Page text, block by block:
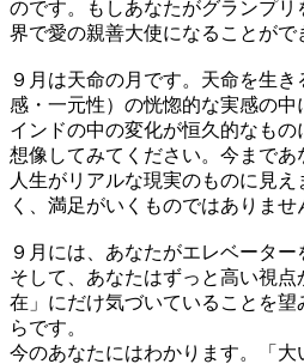
のです。もしあなたがグランプ
界で愛の親善大使になること
９月は天命の月です。天命を生
感・一元性）の恍惚的な実感の
インドの中の変化が恒久的なもの
想像してみてください。今まで
人生がリアルな現実のものに見
く、満足がいくものではありませ
９月には、あなたがエレベータ
そして、あなたはずっと高い視
在」にだけ気づいていることを
らです。
今のあなたにはわかります。「